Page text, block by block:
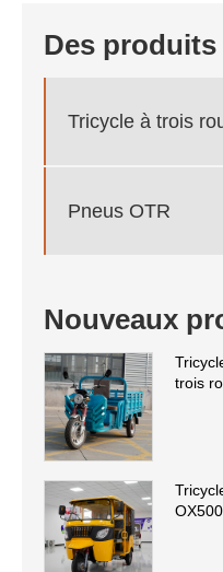
Des produits
Tricycle à trois
Pneus OTR
Nouveaux
trois